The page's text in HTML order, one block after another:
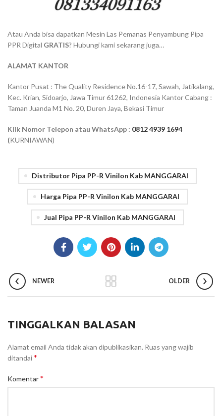
Atau Anda bisa dapatkan Mesin Las Pemanas Penyambung Pipa
PPR Digital GRATIS? Hubungi kami sekarang juga…
ALAMAT KANTOR
Kantor Pusat : The Quality Residence No.16-17, Sawah, Jatikalang,
Kec. Krian, Sidoarjo, Jawa Timur 61262, Indonesia Kantor Cabang :
Taman Juanda M1 No. 20, Duren Jaya, Bekasi Timur
Klik Nomor Telepon atau WhatsApp : 0812 4939 1694
(KURNIAWAN)
Distributor Pipa PP-R Vinilon Kab MANGGARAI
Harga Pipa PP-R Vinilon Kab MANGGARAI
Jual Pipa PP-R Vinilon Kab MANGGARAI
NEWER OLDER
TINGGALKAN BALASAN
Alamat email Anda tidak akan dipublikasikan. Ruas yang wajib
ditandai*
Komentar*